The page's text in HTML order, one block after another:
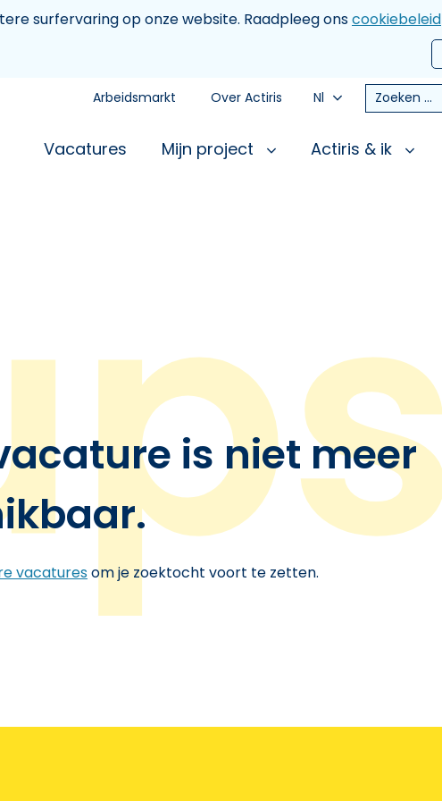
surfervaring op onze website. Raadpleeg onscookiebeleid
Arbeidsmarkt Over Actiris Nl Zoeken
Vacatures Mijn project Actiris & ik
is niet meer
vacaturesom je zoektocht voort te zetten.